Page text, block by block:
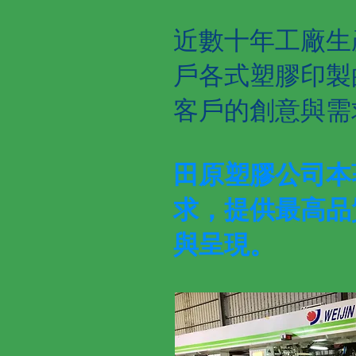
近數十年工廠
戶各式塑膠印
客戶的創意與
田原塑膠公司
求，提供最高
與呈現。​​